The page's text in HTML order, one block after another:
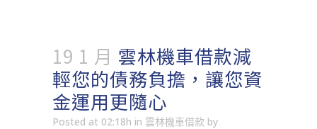
19 1 月 雲林機車借款減
輕您的債務負擔，讓您資
金運用更隨心
Posted at 02:18h in 雲林機車借款 by